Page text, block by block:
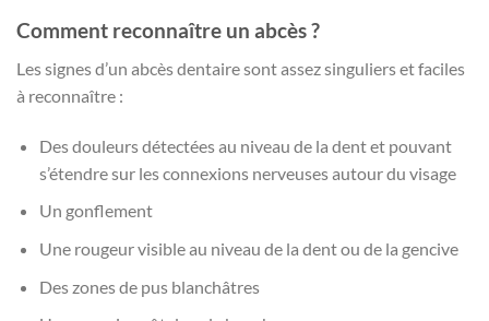
Comment reconnaître un abcès ?
Les signes d’un abcès dentaire sont assez singuliers et faciles
à reconnaître :
Des douleurs détectées au niveau de la dent et pouvant
s’étendre sur les connexions nerveuses autour du visage
Un gonflement
Une rougeur visible au niveau de la dent ou de la gencive
Des zones de pus blanchâtres